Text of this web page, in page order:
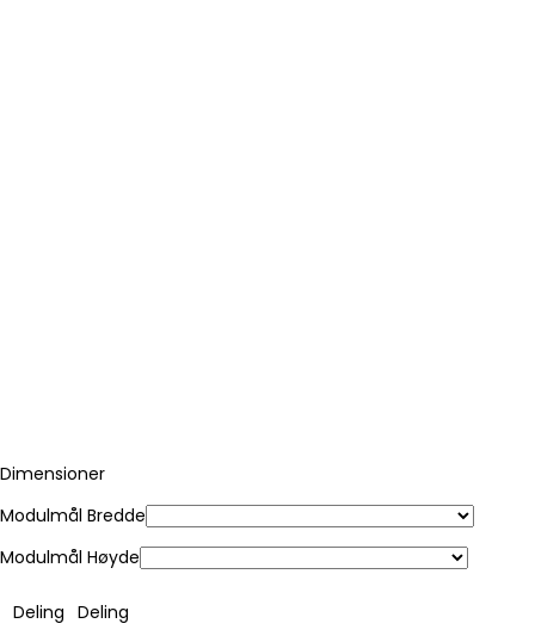
Dimensioner
Modulmål Bredde
Modulmål Høyde
Deling Deling